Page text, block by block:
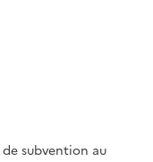
subvention au